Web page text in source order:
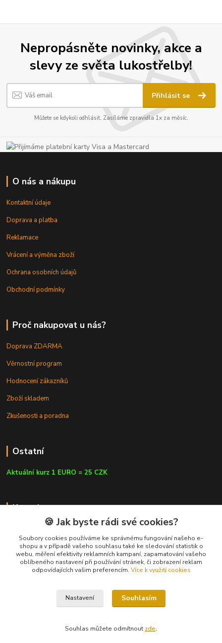
Nepropásněte novinky, akce a
slevy ze světa lukostřelby!
Přihlásit se
Můžete se kdykoli odhlásit. Zasíláme zpravidla 1x za měsíc.
O nás a nákupu
Kontaktní údaje
Doprava a platba
Reklamace
Vrácení a výměna zboží
Ochrana osobních údajů
Obchodní podmínky
Proč nakupovat u nás?
Doprava ZDARMA
Věrnostní program
Hodnocení zákazníků
Zboží skladem
Zkušenosti a poradna
Ostatní
Aktuální kurz 1 EURO = 25 CZK
Kontakty
info@czluk.cz
© Since 2013 | CZLUK s.r.o. | info@czluk.cz
🍪 Jak byste rádi své cookies?
Soubory cookies používáme ke správnému fungování našeho e-
shopu a v případě vašeho souhlasu také ke sledování statistik o
webu, měření efektivity reklamních kampaní, zapamatování vašeho
oblíbeného nastavení při používání stránek, či zobrazení reklam
odpovídajících vašim preferencím. Více k využití cookies
Nastavení Souhlasím
Souhlas můžete odmítnout zde.